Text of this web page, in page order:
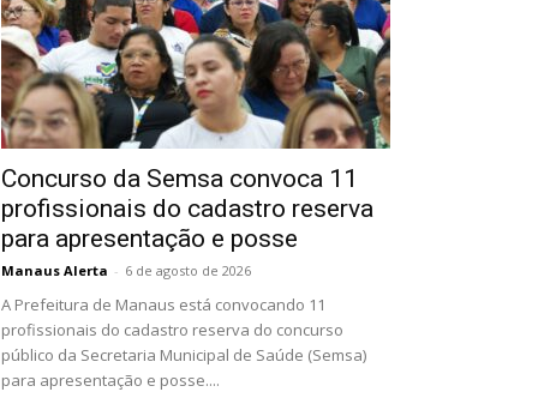
Concurso da Semsa convoca 11
profissionais do cadastro reserva
para apresentação e posse
Manaus Alerta - 6 de agosto de 2026
A Prefeitura de Manaus está convocando 11
profissionais do cadastro reserva do concurso
público da Secretaria Municipal de Saúde (Semsa)
para apresentação e posse....